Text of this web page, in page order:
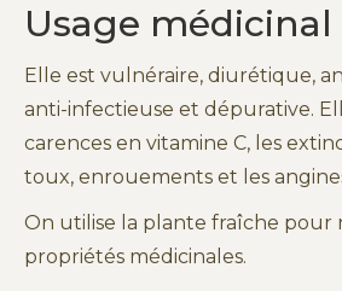
Usage médicinal
Elle est vulnéraire, diurétique,
anti-infectieuse et dépurative.
carences en vitamine C, les
toux, enrouements et les
On utilise la plante fraîche pour
propriétés médicinales.